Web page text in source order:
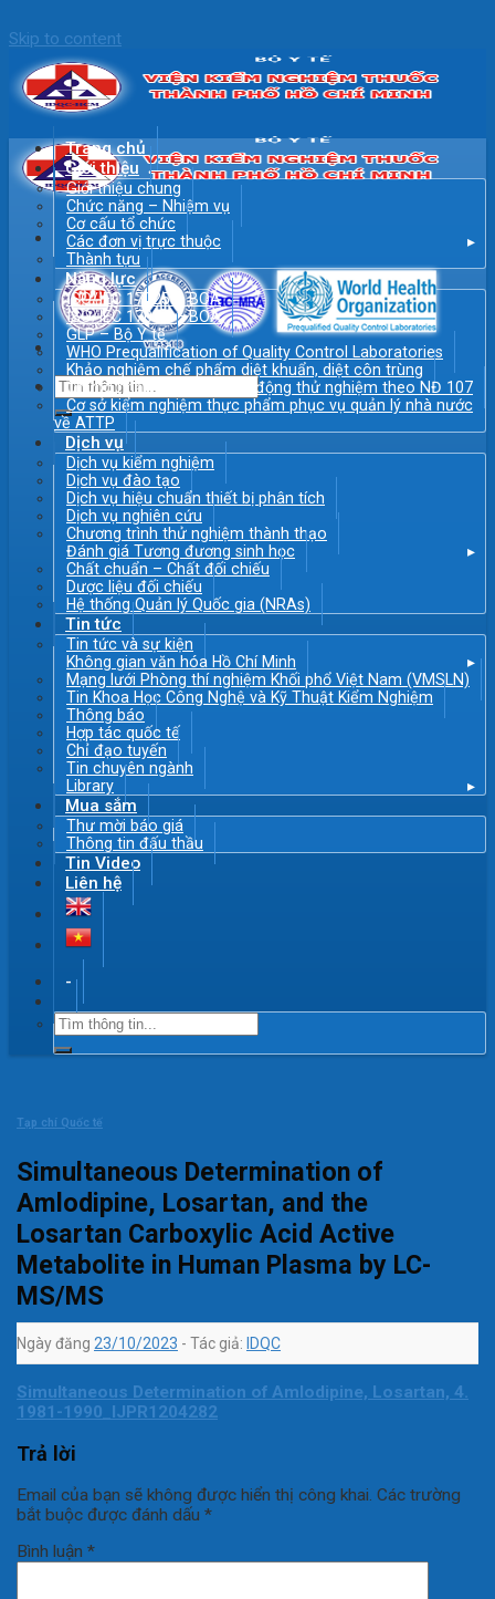
Skip to content
Trang chủ
Giới thiệu
Giới thiệu chung
Chức năng – Nhiệm vụ
Cơ cấu tổ chức
Các đơn vị trực thuộc
Thành tựu
Năng lực
ISO/IEC 17025 – BOA
ISO/IEC 17034 – BOA
GLP – Bộ Y tế
WHO Prequalification of Quality Control Laboratories
Khảo nghiệm chế phẩm diệt khuẩn, diệt côn trùng
Chứng nhận đăng ký hoạt động thử nghiệm theo NĐ 107
Cơ sở kiểm nghiệm thực phẩm phục vụ quản lý nhà nước
về ATTP
Dịch vụ
Dịch vụ kiểm nghiệm
Dịch vụ đào tạo
Dịch vụ hiệu chuẩn thiết bị phân tích
Dịch vụ nghiên cứu
Chương trình thử nghiệm thành thạo
Đánh giá Tương đương sinh học
Chất chuẩn – Chất đối chiếu
Dược liệu đối chiếu
Hệ thống Quản lý Quốc gia (NRAs)
Tin tức
Tin tức và sự kiện
Không gian văn hóa Hồ Chí Minh
Mạng lưới Phòng thí nghiệm Khối phổ Việt Nam (VMSLN)
Tin Khoa Học Công Nghệ và Kỹ Thuật Kiểm Nghiệm
Thông báo
Hợp tác quốc tế
Chỉ đạo tuyến
Tin chuyên ngành
Library
Mua sắm
Thư mời báo giá
Thông tin đấu thầu
Tin Video
Liên hệ
-
Tạp chí Quốc tế
Simultaneous Determination of
Amlodipine, Losartan, and the
Losartan Carboxylic Acid Active
Metabolite in Human Plasma by LC-
MS/MS
Ngày đăng 23/10/2023 - Tác giả: IDQC
Simultaneous Determination of Amlodipine, Losartan, 4.
1981-1990_IJPR1204282
Trả lời
Email của bạn sẽ không được hiển thị công khai. Các trường
bắt buộc được đánh dấu *
Bình luận *